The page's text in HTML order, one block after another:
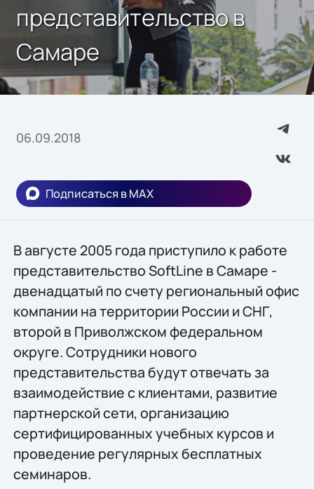
представительство в
Самаре
06.09.2018
Подписаться в MAX
В августе 2005 года приступило к работе
представительство SoftLine в Самаре -
двенадцатый по счету региональный офис
компании на территории России и СНГ,
второй в Приволжском федеральном
округе. Сотрудники нового
представительства будут отвечать за
взаимодействие с клиентами, развитие
партнерской сети, организацию
сертифицированных учебных курсов и
проведение регулярных бесплатных
семинаров.